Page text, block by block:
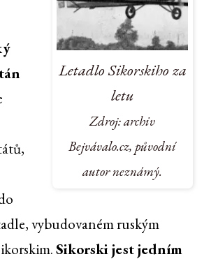
Letadlo Sikorskiho za
letu
Zdroj: archiv
Bejvávalo.cz, původní
autor neznámý.
vybudovaném ruským
Sikorski jest jedním